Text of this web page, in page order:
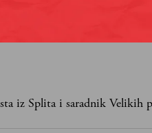
iz Splita i saradnik Velikih